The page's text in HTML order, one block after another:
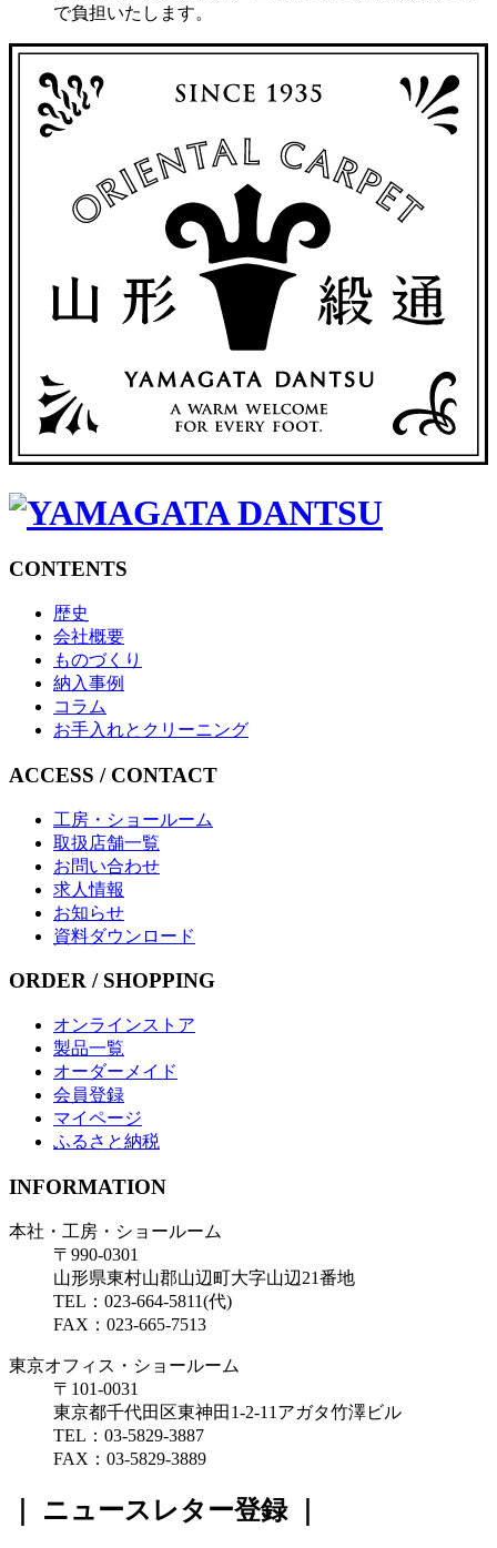
で負担いたします。
CONTENTS
歴史
会社概要
ものづくり
納入事例
コラム
お手入れとクリーニング
ACCESS / CONTACT
工房・ショールーム
取扱店舗一覧
お問い合わせ
求人情報
お知らせ
資料ダウンロード
ORDER / SHOPPING
オンラインストア
製品一覧
オーダーメイド
会員登録
マイページ
ふるさと納税
INFORMATION
本社・工房・ショールーム
〒990-0301
山形県東村山郡山辺町大字山辺21番地
TEL：023-664-5811(代)
FAX：023-665-7513
東京オフィス・ショールーム
〒101-0031
東京都千代田区東神田1-2-11アガタ竹澤ビル
TEL：03-5829-3887
FAX：03-5829-3889
｜ ニュースレター登録 ｜